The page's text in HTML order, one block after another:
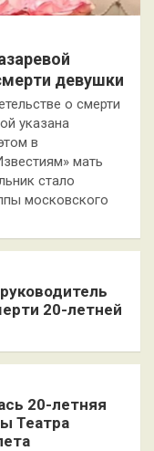
девушки
о смерти
указана
в
мать
стало
московского
20-летней
20-летняя
Театра